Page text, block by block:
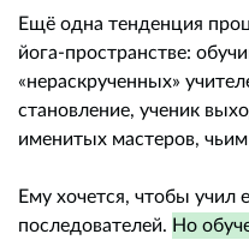
Ещё одна тенденция
йога-пространстве:
«нераскрученных»
становление, ученик
именитых мастеров,
Ему хочется, чтобы учил
последователей. Но